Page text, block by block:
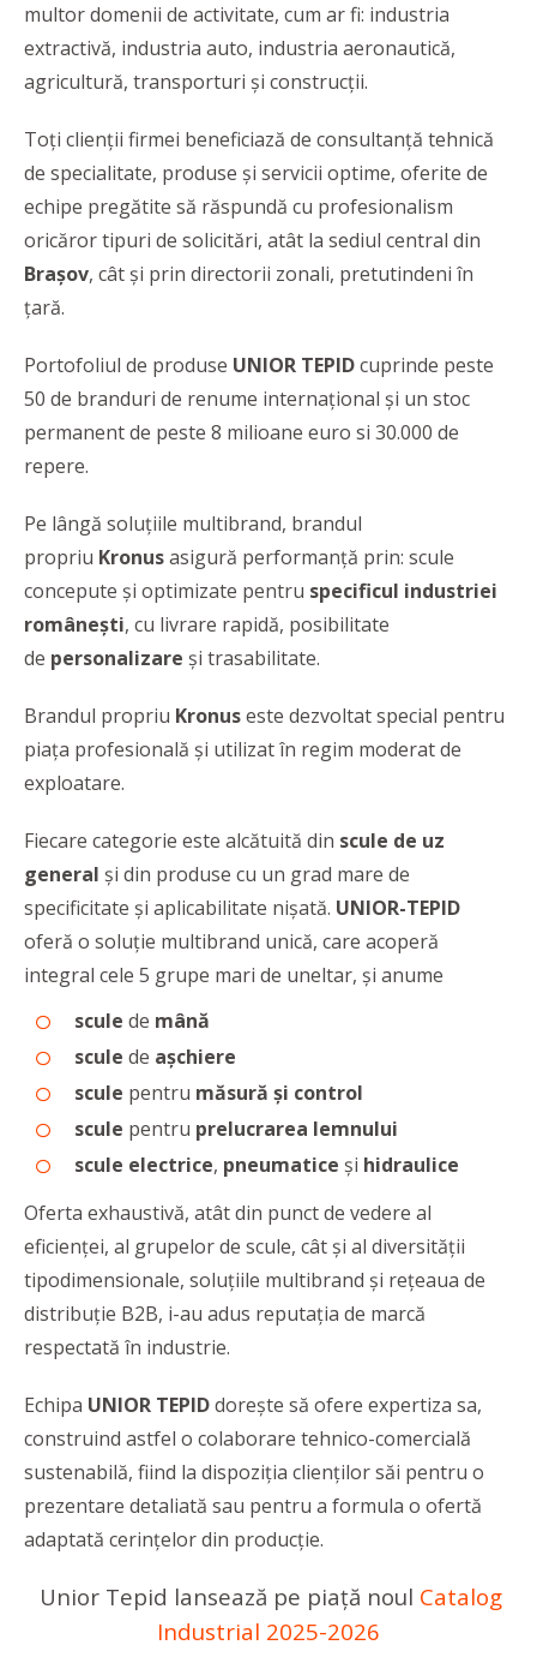
multor domenii de activitate, cum ar fi: industria
extractivă, industria auto, industria aeronautică,
agricultură, transporturi și construcții.
Toți clienții firmei beneficiază de consultanță tehnică
de specialitate, produse și servicii optime, oferite de
echipe pregătite să răspundă cu profesionalism
oricăror tipuri de solicitări, atât la sediul central din
Brașov, cât și prin directorii zonali, pretutindeni în
țară.
Portofoliul de produse UNIOR TEPIDcuprinde peste
50 de branduri de renume internațional și un stoc
permanent de peste 8 milioane euro si 30.000 de
repere.
Pe lângă soluțiile multibrand, brandul
propriu Kronusasigură performanță prin: scule
concepute și optimizate pentru specificul industriei
românești, cu livrare rapidă, posibilitate
de personalizare și trasabilitate.
Brandul propriu Kronuseste dezvoltat special pentru
piața profesională şi utilizat în regim moderat de
exploatare.
Fiecare categorie este alcătuită din scule de uz
general și din produse cu un grad mare de
specificitate și aplicabilitate nișată. UNIOR-TEPID
oferă o soluție multibrand unică, care acoperă
integral cele 5 grupe mari de uneltar, şi anume
scule de mână
scule de așchiere
scule pentru măsură și control
scule pentru prelucrarea lemnului
scule electrice, pneumatice și hidraulice
Oferta exhaustivă, atât din punct de vedere al
eficienței, al grupelor de scule, cât și al diversității
tipodimensionale, soluțiile multibrand și rețeaua de
distribuție B2B, i-au adus reputația de marcă
respectată în industrie.
Echipa UNIOR TEPIDdoreşte să ofere expertiza sa,
construind astfel o colaborare tehnico-comercială
sustenabilă, fiind la dispoziţia clienţilor săi pentru o
prezentare detaliată sau pentru a formula o ofertă
adaptată cerințelor din producție.
Unior Tepid lansează pe piață noul Catalog
Industrial 2025-2026